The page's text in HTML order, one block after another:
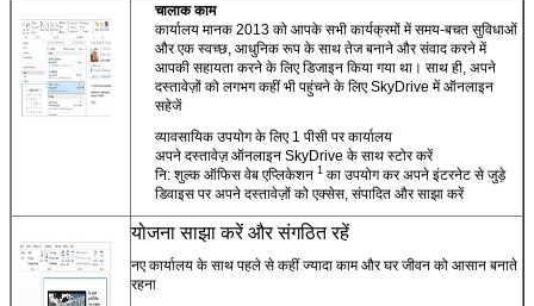
चालाक काम
कार्यालय मानक 2013 को आपके सभी कार्यक्रमों में समय-बचत सुविधाओं
और एक स्वच्छ, आधुनिक रूप के साथ तेज बनाने और संवाद करने में
आपकी सहायता करने के लिए डिजाइन किया गया था। साथ ही, अपने
दस्तावेज़ों को लगभग कहीं भी पहुंचने के लिए SkyDrive में ऑनलाइन
सहेजें
व्यावसायिक उपयोग के लिए 1 पीसी पर कार्यालय
अपने दस्तावेज़ ऑनलाइन SkyDrive के साथ स्टोर करें
नि: शुल्क ऑफिस वेब एप्लिकेशन 1 का उपयोग कर अपने इंटरनेट से जुड़े
डिवाइस पर अपने दस्तावेज़ों को एक्सेस, संपादित और साझा करें
योजना साझा करें और संगठित रहें
नए कार्यालय के साथ पहले से कहीं ज्यादा काम और घर जीवन को आसान बनाते
रहना